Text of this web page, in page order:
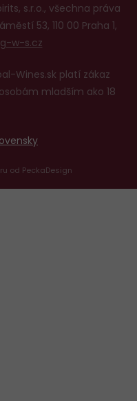
s.r.o., všechna práva
53, 110 00 Praha 1,
w-s.cz
Wines.sk platí zákaz
mladším ako 18
od PeckaDesign